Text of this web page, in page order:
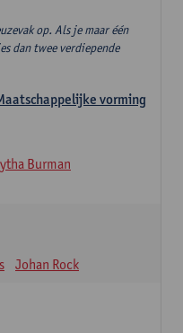
op. Als je maar één
dan twee verdiepende
vorming
Burman
Johan Rock